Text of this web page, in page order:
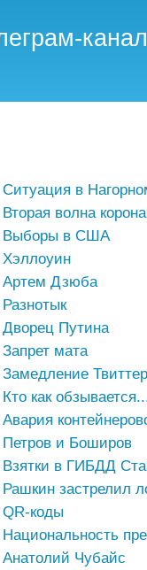
Ситуация в
Вторая волна
Выборы в США
Хэллоуин
Артем Дзюба
Разнотык
Дворец Путина
Запрет мата
Замедление
Кто как
Авария
Петров и Боширов
Взятки в ГИБДД
Рашкин застрелил
QR-коды
Национальность
Анатолий Чубайс